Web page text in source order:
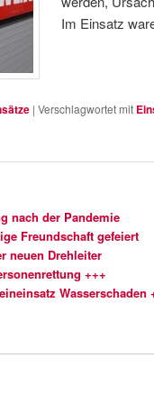
Im Einsatz
| Verschlagwortet mit
nach der Pandemie
Freundschaft gefeiert
neuen Drehleiter
+++
Wasserschaden